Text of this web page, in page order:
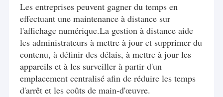
Les entreprises peuvent gagner du temps en
effectuant une maintenance à distance sur
l'affichage numérique.La gestion à distance aide
les administrateurs à mettre à jour et supprimer du
contenu, à définir des délais, à mettre à jour les
appareils et à les surveiller à partir d'un
emplacement centralisé afin de réduire les temps
d'arrêt et les coûts de main-d'œuvre.